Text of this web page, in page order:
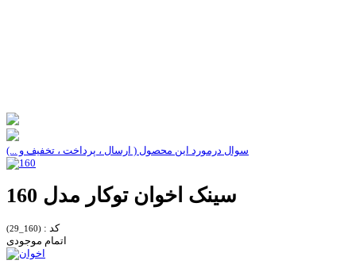
سوال درمورد این محصول ( ارسال ، پرداخت ، تخفیف و ...)
سینک اخوان توکار مدل 160
کد : (160_29)
اتمام موجودی